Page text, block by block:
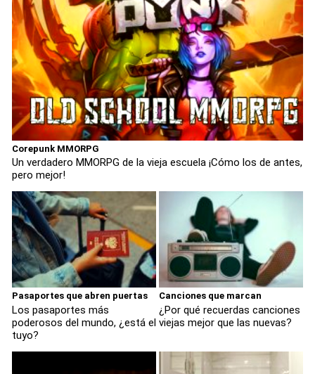
Corepunk MMORPG
Un verdadero MMORPG de la vieja escuela ¡Cómo los de antes,
pero mejor!
Pasaportes que abren puertas
Los pasaportes más
poderosos del mundo, ¿está el
tuyo?
Canciones que marcan
¿Por qué recuerdas canciones
viejas mejor que las nuevas?